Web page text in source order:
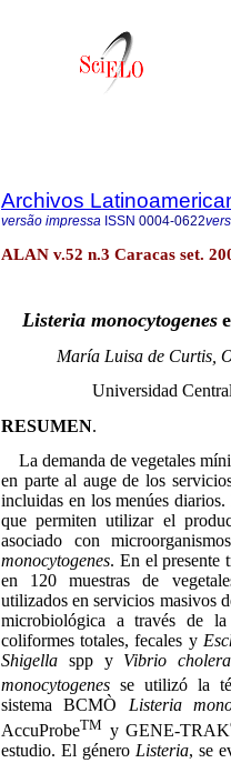
Archivos
versão impressa ISSN 0004-0622
ALAN v.52 n.3 Caracas set.
Listeria monocytogenes
María Luisa de Curtis,
Universidad
RESUMEN.
La demanda de vegetales
en parte al auge de los
incluidas en los menúes
que permiten utilizar el
asociado con
monocytogenes. En el presente
en 120 muestras de
utilizados en servicios masivos
microbiológica a través de la
coliformes totales, fecales y
Shigella spp yVibrio
monocytogenes se utilizó la
sistema BCMÒ Listeria
AccuProbeTM y GENE-TRAK
estudio. El género Listeria, se